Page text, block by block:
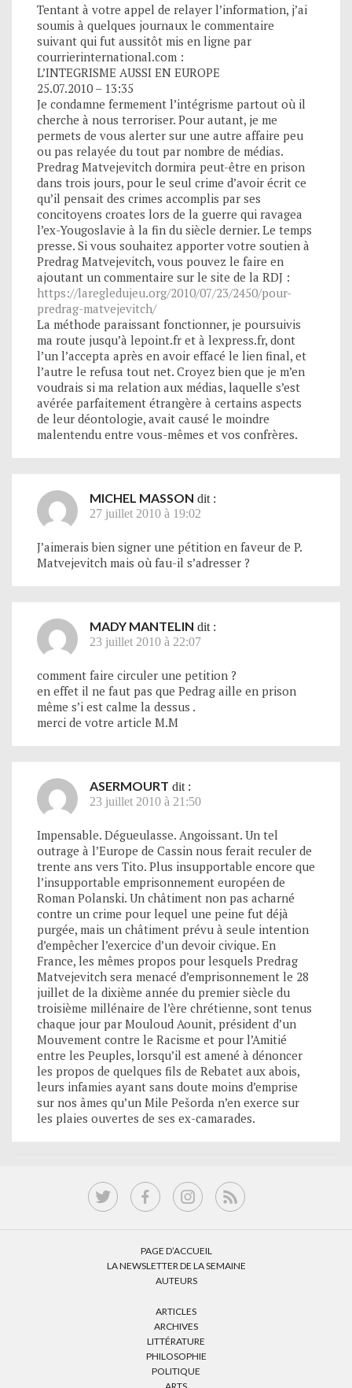
Tentant à votre appel de relayer l’information, j’ai
soumis à quelques journaux le commentaire
suivant qui fut aussitôt mis en ligne par
courrierinternational.com :
L’INTEGRISME AUSSI EN EUROPE
25.07.2010 – 13:35
Je condamne fermement l’intégrisme partout où il
cherche à nous terroriser. Pour autant, je me
permets de vous alerter sur une autre affaire peu
ou pas relayée du tout par nombre de médias.
Predrag Matvejevitch dormira peut-être en prison
dans trois jours, pour le seul crime d’avoir écrit ce
qu’il pensait des crimes accomplis par ses
concitoyens croates lors de la guerre qui ravagea
l’ex-Yougoslavie à la fin du siècle dernier. Le temps
presse. Si vous souhaitez apporter votre soutien à
Predrag Matvejevitch, vous pouvez le faire en
ajoutant un commentaire sur le site de la RDJ :
https://laregledujeu.org/2010/07/23/2450/pour-
predrag-matvejevitch/
La méthode paraissant fonctionner, je poursuivis
ma route jusqu’à lepoint.fr et à lexpress.fr, dont
l’un l’accepta après en avoir effacé le lien final, et
l’autre le refusa tout net. Croyez bien que je m’en
voudrais si ma relation aux médias, laquelle s’est
avérée parfaitement étrangère à certains aspects
de leur déontologie, avait causé le moindre
malentendu entre vous-mêmes et vos confrères.
MICHEL MASSON dit :
27 juillet 2010 à 19:02
J’aimerais bien signer une pétition en faveur de P.
Matvejevitch mais où fau-il s’adresser ?
MADY MANTELIN dit :
23 juillet 2010 à 22:07
comment faire circuler une petition ?
en effet il ne faut pas que Pedrag aille en prison
même s’i est calme la dessus .
merci de votre article M.M
ASERMOURT dit :
23 juillet 2010 à 21:50
Impensable. Dégueulasse. Angoissant. Un tel
outrage à l’Europe de Cassin nous ferait reculer de
trente ans vers Tito. Plus insupportable encore que
l’insupportable emprisonnement européen de
Roman Polanski. Un châtiment non pas acharné
contre un crime pour lequel une peine fut déjà
purgée, mais un châtiment prévu à seule intention
d’empêcher l’exercice d’un devoir civique. En
France, les mêmes propos pour lesquels Predrag
Matvejevitch sera menacé d’emprisonnement le 28
juillet de la dixième année du premier siècle du
troisième millénaire de l’ère chrétienne, sont tenus
chaque jour par Mouloud Aounit, président d’un
Mouvement contre le Racisme et pour l’Amitié
entre les Peuples, lorsqu’il est amené à dénoncer
les propos de quelques fils de Rebatet aux abois,
leurs infamies ayant sans doute moins d’emprise
sur nos âmes qu’un Mile Pešorda n’en exerce sur
les plaies ouvertes de ses ex-camarades.
PAGE D’ACCUEIL
LA NEWSLETTER DE LA SEMAINE
AUTEURS
ARTICLES
ARCHIVES
LITTÉRATURE
PHILOSOPHIE
POLITIQUE